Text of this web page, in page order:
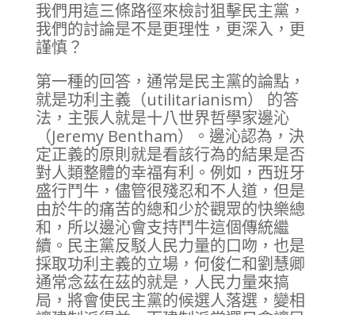
我們用這三條路徑來檢討狙擊民主黨，
我們的討論是不是更理性，更深入，更
謹慎？
第一種的回答，通常是民主黨的論點，
就是功利主義（utilitarianism） 的答
法，主張人就是十八世界哲學家邊沁
（Jeremy Bentham）。邊沁認為，決
定正義的原則就是看該行為的結果是否
對人類整體的幸福有利。例如，西班牙
盛行鬥牛，儘管很殘忍和不人道，但是
由於牛的痛苦的總和少於觀眾的快樂總
和，所以邊沁會支持鬥牛這個傳統繼
續。民主黨反駁人民力量的口吻，也是
採取功利主義的立場，何俊仁和劉慧卿
通常念茲在茲的就是，人民力量來搞
局，將會使民主黨的候選人落選，變相